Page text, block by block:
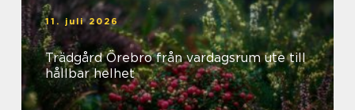
11. juli 2026
Trädgård Örebro från vardagsrum ute till
hållbar helhet